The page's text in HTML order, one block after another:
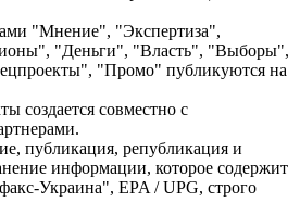
"Мнение", "Экспертиза",
"Деньги", "Власть", "Выборы",
"Промо" публикуются на
создается совместно с
публикация, републикация и
информации, которое содержит
Украина", EPA / UPG, строго